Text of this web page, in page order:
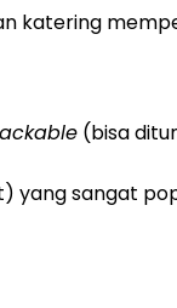
katering
(bisa
yang sangat